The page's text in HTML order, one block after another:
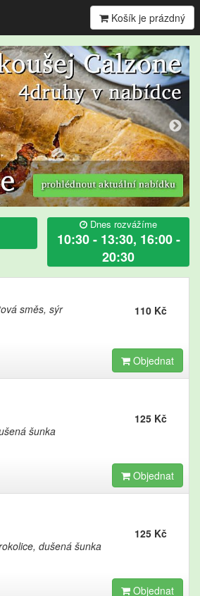
Košík je prázdný
Dnes rozvážíme
10:30 - 13:30, 16:00 -
20:30
směs, sýr
110 Kč
Objednat
šunka
125 Kč
Objednat
dušená šunka
125 Kč
Objednat